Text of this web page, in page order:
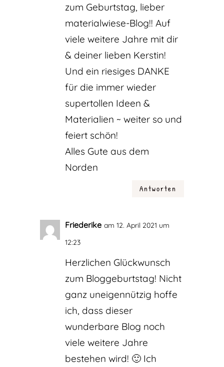
zum Geburtstag, lieber
materialwiese-Blog!! Auf
viele weitere Jahre mit dir
& deiner lieben Kerstin!
Und ein riesiges DANKE
für die immer wieder
supertollen Ideen &
Materialien ~ weiter so und
feiert schön!
Alles Gute aus dem
Norden
Antworten
Friederike am 12. April 2021 um
12:23
Herzlichen Glückwunsch
zum Bloggeburtstag! Nicht
ganz uneigennützig hoffe
ich, dass dieser
wunderbare Blog noch
viele weitere Jahre
bestehen wird! 🙂 Ich